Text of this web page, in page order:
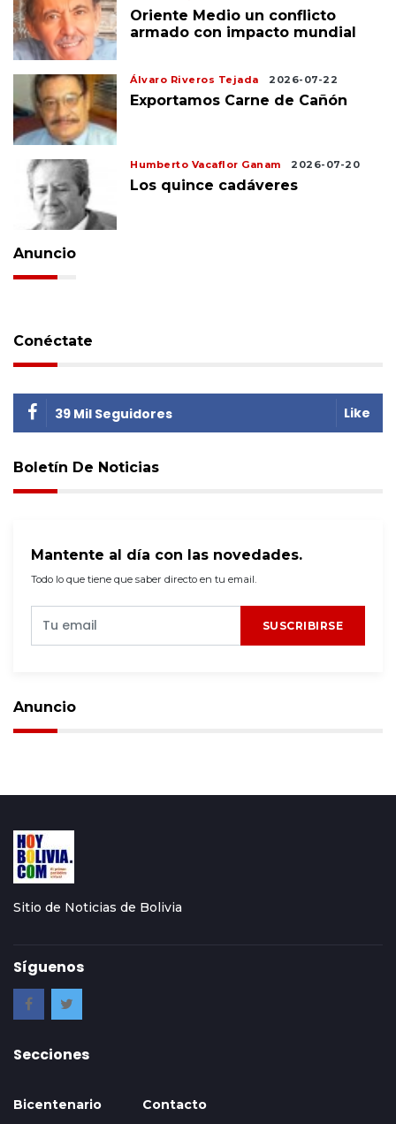
Oriente Medio un conflicto
armado con impacto mundial
Álvaro Riveros Tejada 2026-07-22
Exportamos Carne de Cañón
Humberto Vacaflor Ganam 2026-07-20
Los quince cadáveres
Anuncio
Conéctate
39 Mil Seguidores Like
Boletín De Noticias
Mantente al día con las novedades.
Todo lo que tiene que saber directo en tu email.
SUSCRIBIRSE
Anuncio
Sitio de Noticias de Bolivia
Síguenos
Secciones
Bicentenario Contacto